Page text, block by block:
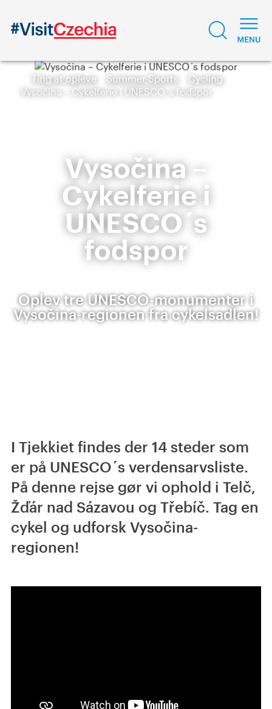
Ting at opleve Summer Sports
Cycling
Vysočina – Cykelferie i UNESCO´s fodspor
Vysočina –
Cykelferie i
UNESCO´s
fodspor
Oplev tre UNESCO-monumenter i
Vysočina-regionen fra cykelsadlen!
I Tjekkiet findes der 14 steder som
er på UNESCO´s verdensarvsliste.
På denne rejse gør vi ophold i Telč,
Žďár nad Sázavou og Třebíč. Tag en
cykel og udforsk Vysočina-
regionen!